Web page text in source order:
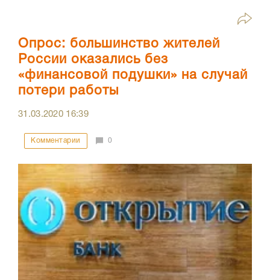
Опрос: большинство жителей
России оказались без
«финансовой подушки» на случай
потери работы
31.03.2020 16:39
Комментарии 0